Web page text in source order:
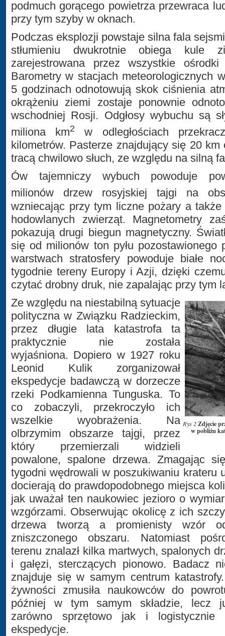
podmuch gorącego powietrza przewraca
przy tym szyby w oknach.
Podczas eksplozji powstaje silna fala
stłumieniu dwukrotnie obiega kule
zarejestrowana przez wszystkie
Barometry w stacjach meteorologicznych
5 godzinach odnotowują skok ciśnienia
okrążeniu ziemi zostaje ponownie
wschodniej Rosji. Odgłosy wybuchu są
miliona km2
w odległościach
kilometrów. Pasterze znajdujący się 20
tracą chwilowo słuch, ze względu na silną
Ów tajemniczy wybuch powoduje
milionów drzew rosyjskiej tajgi na
wzniecając przy tym liczne pożary a
hodowlanych zwierząt. Magnetometry
pokazują drugi biegun magnetyczny.
się od milionów ton pyłu pozostawionego
warstwach stratosfery powoduje białe
tygodnie tereny Europy i Azji, dzięki
czytać drobny druk, nie zapalając przy tym
Rys 2Zdjęcie
w pobliżu
Ze względu na niestabilną sytuacje
polityczna w Związku Radzieckim,
przez długie lata katastrofa ta
praktycznie nie została
wyjaśniona. Dopiero w 1927 roku
Leonid Kulik zorganizował
ekspedycje badawczą w dorzecze
rzeki Podkamienna Tunguska. To
co zobaczyli, przekroczyło ich
wszelkie wyobrażenia. Na
olbrzymim obszarze tajgi, przez
który przemierzali widzieli
powalone, spalone drzewa. Zmagając
tygodni wędrowali w poszukiwaniu krateru
docierają do prawdopodobnego miejsca
jak uważał ten naukowiec jezioro o
wzgórzami. Obserwując okolicę z ich
drzewa tworzą a promienisty wzór
zniszczonego obszaru. Natomiast
terenu znalazł kilka martwych, spalonych
i gałęzi, sterczących pionowo. Badacz
znajduje się w samym centrum
żywności zmusiła naukowców do
później w tym samym składzie, lecz
zarówno sprzętowo jak i logistycznie
ekspedycje.